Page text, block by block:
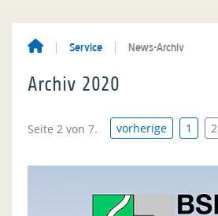
Service News-Archiv
Archiv 2020
Seite 2 von 7. vorherige 1 2